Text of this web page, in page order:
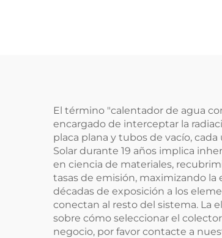
El término "calentador de agua
encargado de interceptar la
placa plana y tubos de vacío,
Solar durante 19 años implica
en ciencia de materiales,
tasas de emisión, maximizando la
décadas de exposición a los
conectan al resto del sistema. La
sobre cómo seleccionar el
negocio, por favor contacte a